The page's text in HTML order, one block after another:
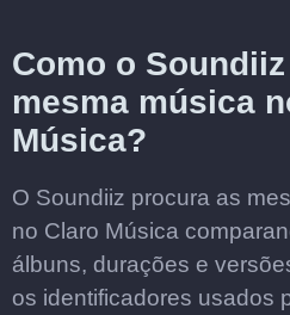
Como o
mesma música
Música?
O Soundiiz procura as
no Claro Música
álbuns, durações e
os identificadores usados